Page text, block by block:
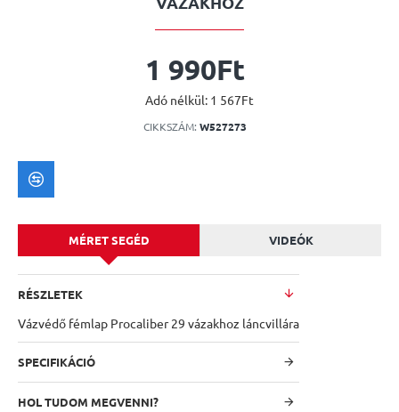
1 990Ft
Adó nélkül: 1 567Ft
CIKKSZÁM: W527273
MÉRET SEGÉD VIDEÓK
RÉSZLETEK
Vázvédő fémlap Procaliber 29 vázakhoz láncvillára
SPECIFIKÁCIÓ
HOL TUDOM MEGVENNI?